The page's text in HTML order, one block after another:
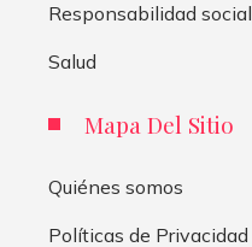
Responsabilidad social
Salud
Mapa Del Sitio
Quiénes somos
Políticas de Privacidad